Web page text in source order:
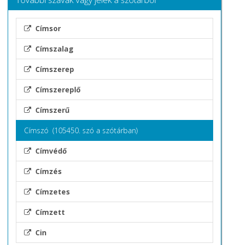
Címsor
Címszalag
Címszerep
Címszereplő
Címszerű
Címszó (105450. szó a szótárban)
Címvédő
Címzés
Címzetes
Címzett
Cin